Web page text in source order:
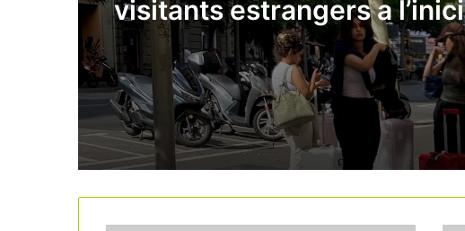
visitants estrangers a l’inici
de l’estiu